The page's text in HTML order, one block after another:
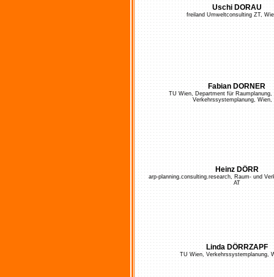
Uschi DORAU
freiland Umweltconsulting ZT,
Fabian DORNER
TU Wien, Department für Raumplanung,
Verkehrssystemplanung, Wien,
Heinz DÖRR
arp-planning.consulting.research, Raum- und
AT
Linda DÖRRZAPF
TU Wien, Verkehrssystemplanung,